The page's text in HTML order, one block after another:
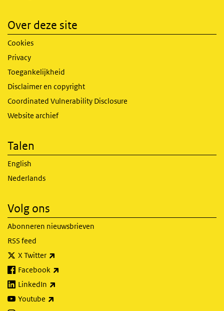
Over deze site
Cookies
Privacy
Toegankelijkheid
Disclaimer en copyright
Coordinated Vulnerability Disclosure
Website archief
Talen
English
Nederlands
Volg ons
Abonneren nieuwsbrieven
RSS feed
X Twitter
Facebook
LinkedIn
Youtube